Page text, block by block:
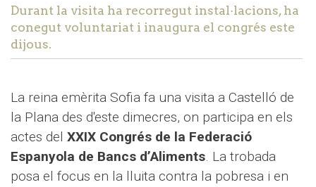
Durant la visita ha recorregut instal·lacions, ha
conegut voluntariat i inaugura el congrés este
dijous.
La reina emèrita Sofia fa una visita a Castelló de
la Plana des d'este dimecres, on participa en els
actes del XXIX Congrés de la Federació
Espanyola de Bancs d’Aliments. La trobada
posa el focus en la lluita contra la pobresa i en